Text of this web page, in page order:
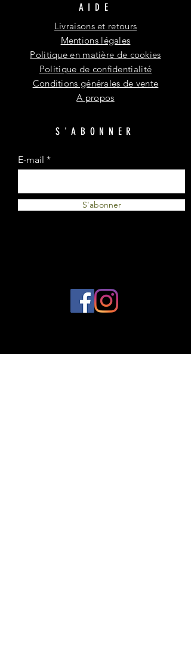
AIDE
Livraisons et retours
Mentions légales
Politique en matière de cookies
Politique de confidentialité
Conditions générales de vente
A propos
S'ABONNER
E-mail
S'abonner